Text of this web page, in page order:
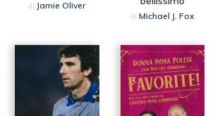
di Jamie Oliver
diMichael J. Fox